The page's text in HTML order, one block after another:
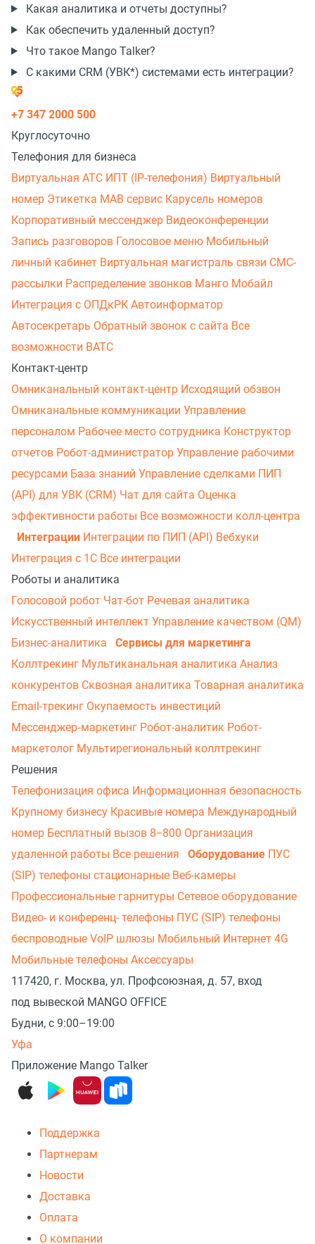
Какая аналитика и отчеты доступны?
Как обеспечить удаленный доступ?
Что такое Mango Talker?
С какими CRM (УВК*) системами есть интеграции?
+7 347 2000 500
Круглосуточно
Телефония для бизнеса
Виртуальная АТС ИПТ (IP-телефония) Виртуальный
номер Этикетка МАВ сервис Карусель номеров
Корпоративный мессенджер Видеоконференции
Запись разговоров Голосовое меню Мобильный
личный кабинет Виртуальная магистраль связи СМС-
рассылки Распределение звонков Манго Мобайл
Интеграция с ОПДкРК Автоинформатор
Автосекретарь Обратный звонок с сайта Все
возможности ВАТС
Контакт-центр
Омниканальный контакт-центр Исходящий обзвон
Омниканальные коммуникации Управление
персоналом Рабочее место сотрудника Конструктор
отчетов Робот-администратор Управление рабочими
ресурсами База знаний Управление сделками ПИП
(API) для УВК (CRM) Чат для сайта Оценка
эффективности работы Все возможности колл-центра
Интеграции Интеграции по ПИП (API) Вебхуки
Интеграция с 1С Все интеграции
Роботы и аналитика
Голосовой робот Чат-бот Речевая аналитика
Искусственный интеллект Управление качеством (QM)
Бизнес-аналитика
Сервисы для маркетинга
Коллтрекинг Мультиканальная аналитика Анализ
конкурентов Сквозная аналитика Товарная аналитика
Email-трекинг Окупаемость инвестиций
Мессенджер‑маркетинг Робот-аналитик Робот-
маркетолог Мультирегиональный коллтрекинг
Решения
Телефонизация офиса Информационная безопасность
Крупному бизнесу Красивые номера Международный
номер Бесплатный вызов 8−800 Организация
удаленной работы Все решения Оборудование ПУС
(SIP) телефоны стационарные Веб-камеры
Профессиональные гарнитуры Сетевое оборудование
Видео- и конференц- телефоны ПУС (SIP) телефоны
беспроводные VoIP шлюзы Мобильный Интернет 4G
Мобильные телефоны Аксессуары
117420, г. Москва, ул. Профсоюзная, д. 57, вход
под вывеской MANGO OFFICE
Будни, с 9:00–19:00
Уфа
Приложение Mango Talker
Поддержка
Партнерам
Новости
Доставка
Оплата
О компании